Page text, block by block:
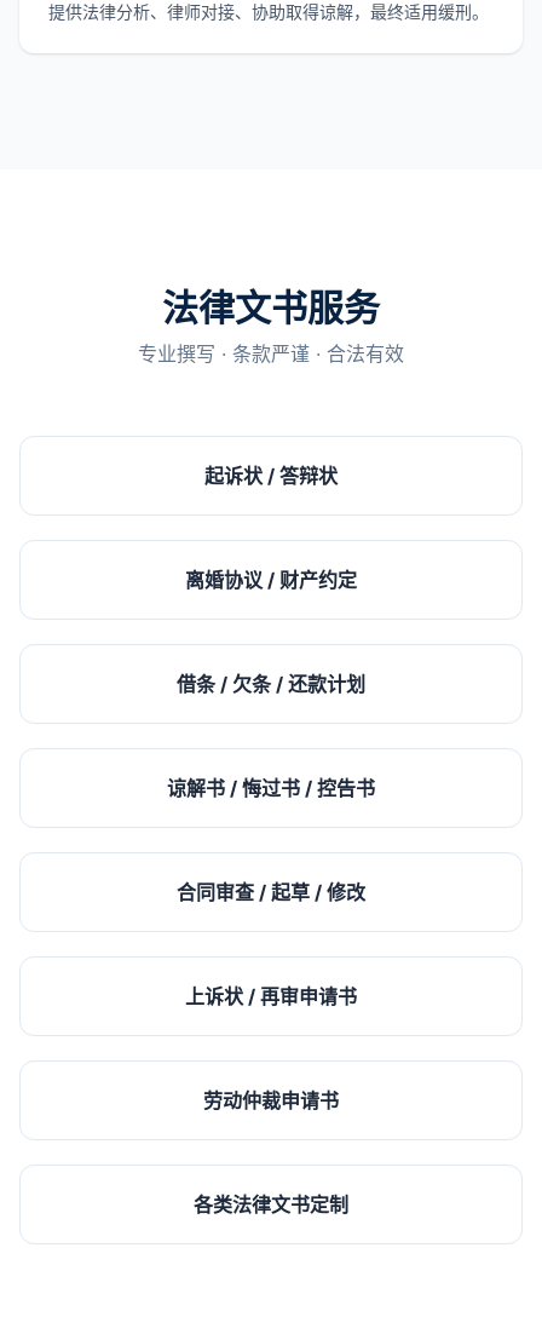
提供法律分析、律师对接、协助取得谅解，最终适用缓刑。
法律文书服务
专业撰写 · 条款严谨 · 合法有效
起诉状 / 答辩状
离婚协议 / 财产约定
借条 / 欠条 / 还款计划
谅解书 / 悔过书 / 控告书
合同审查 / 起草 / 修改
上诉状 / 再审申请书
劳动仲裁申请书
各类法律文书定制